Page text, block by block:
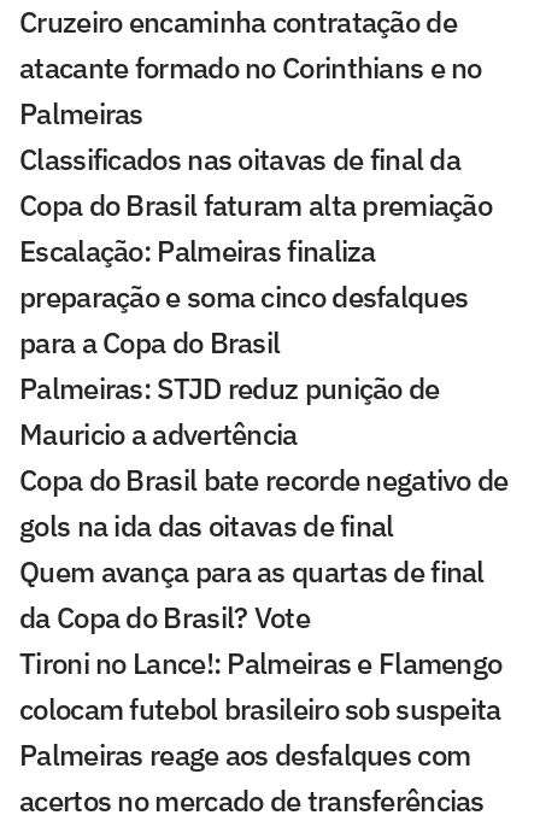
Cruzeiro encaminha contratação de
atacante formado no Corinthians e no
Palmeiras
Classificados nas oitavas de final da
Copa do Brasil faturam alta premiação
Escalação: Palmeiras finaliza
preparação e soma cinco desfalques
para a Copa do Brasil
Palmeiras: STJD reduz punição de
Mauricio a advertência
Copa do Brasil bate recorde negativo de
gols na ida das oitavas de final
Quem avança para as quartas de final
da Copa do Brasil? Vote
Tironi no Lance!: Palmeiras e Flamengo
colocam futebol brasileiro sob suspeita
Palmeiras reage aos desfalques com
acertos no mercado de transferências